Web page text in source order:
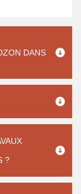
DANS
?